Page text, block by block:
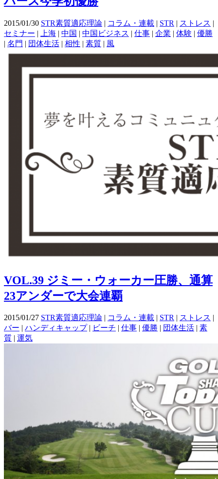
2015/01/30 STR素質適応理論 | コラム・連載 | STR | ストレス |
セミナー | 上海 | 中国 | 中国ビジネス | 仕事 | 企業 | 体験 | 優勝
| 名門 | 団体生活 | 相性 | 素質 | 風
VOL.39 ジミー・ウォーカー圧勝、通算
23アンダーで大会連覇
2015/01/27 STR素質適応理論 | コラム・連載 | STR | ストレス |
バー | ハンディキャップ| ビーチ | 仕事 | 優勝 | 団体生活 | 素
質 | 運気